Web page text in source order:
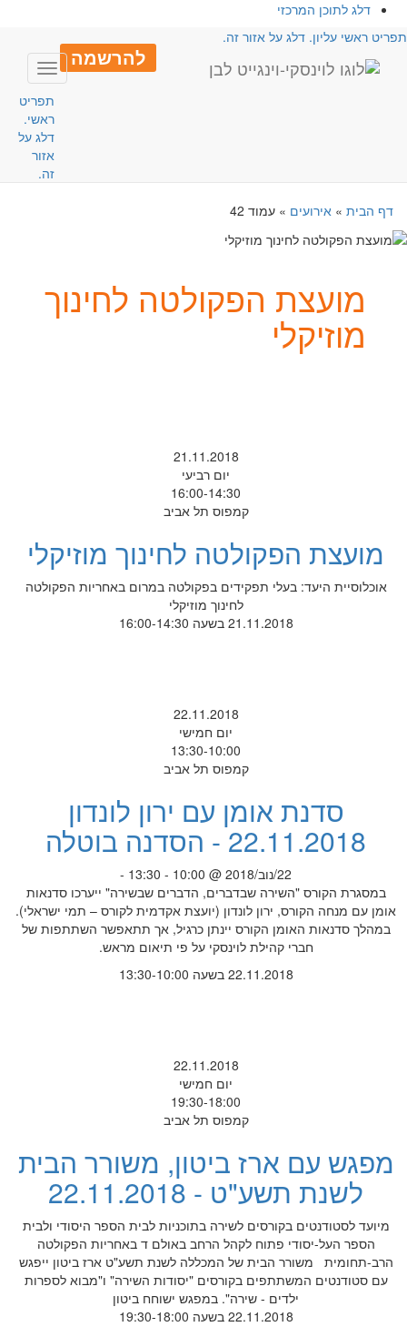
דלג לתוכן המרכזי
ראשי עליון. דלג על אזור זה.
להרשמה
Toggle
תפריט
ראשי.
דלג על
אזור
זה.
דף הבית» אירועים» עמוד 42
מועצת הפקולטה לחינוך
מוזיקלי
21.11.2018
יום רביעי
16:00-14:30
קמפוס תל אביב
מועצת הפקולטה לחינוך מוזיקלי
אוכלוסיית היעד: בעלי תפקידים בפקולטה במרום באחריות הפקולטה
לחינוך מוזיקלי
21.11.2018 בשעה 16:00-14:30
22.11.2018
יום חמישי
13:30-10:00
קמפוס תל אביב
סדנת אומן עם ירון לונדון
22.11.2018 - הסדנה בוטלה
22/נוב/2018 @ 10:00 - 13:30 -
במסגרת הקורס "השירה שבדברים, הדברים שבשירה" ייערכו סדנאות
אומן עם מנחה הקורס, ירון לונדון (יועצת אקדמית לקורס – תמי ישראלי).
במהלך סדנאות האומן הקורס יינתן כרגיל, אך תתאפשר השתתפות של
חברי קהילת לוינסקי על פי תיאום מראש.
22.11.2018 בשעה 13:30-10:00
22.11.2018
יום חמישי
19:30-18:00
קמפוס תל אביב
מפגש עם ארז ביטון, משורר הבית
לשנת תשע"ט - 22.11.2018
מיועד לסטודנטים בקורסים לשירה בתוכניות לבית הספר היסודי ולבית
הספר העל-יסודי פתוח לקהל הרחב באולם ד באחריות הפקולטה
הרב-תחומית משורר הבית של המכללה לשנת תשע"ט ארז ביטון ייפגש
עם סטודנטים המשתתפים בקורסים "יסודות השירה" ו"מבוא לספרות
ילדים - שירה". במפגש ישוחח ביטון
22.11.2018 בשעה 19:30-18:00